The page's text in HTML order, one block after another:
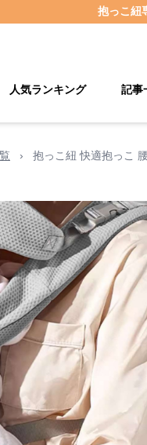
抱っこ紐
人気ランキング 記事
› 抱っこ紐 快適抱っこ